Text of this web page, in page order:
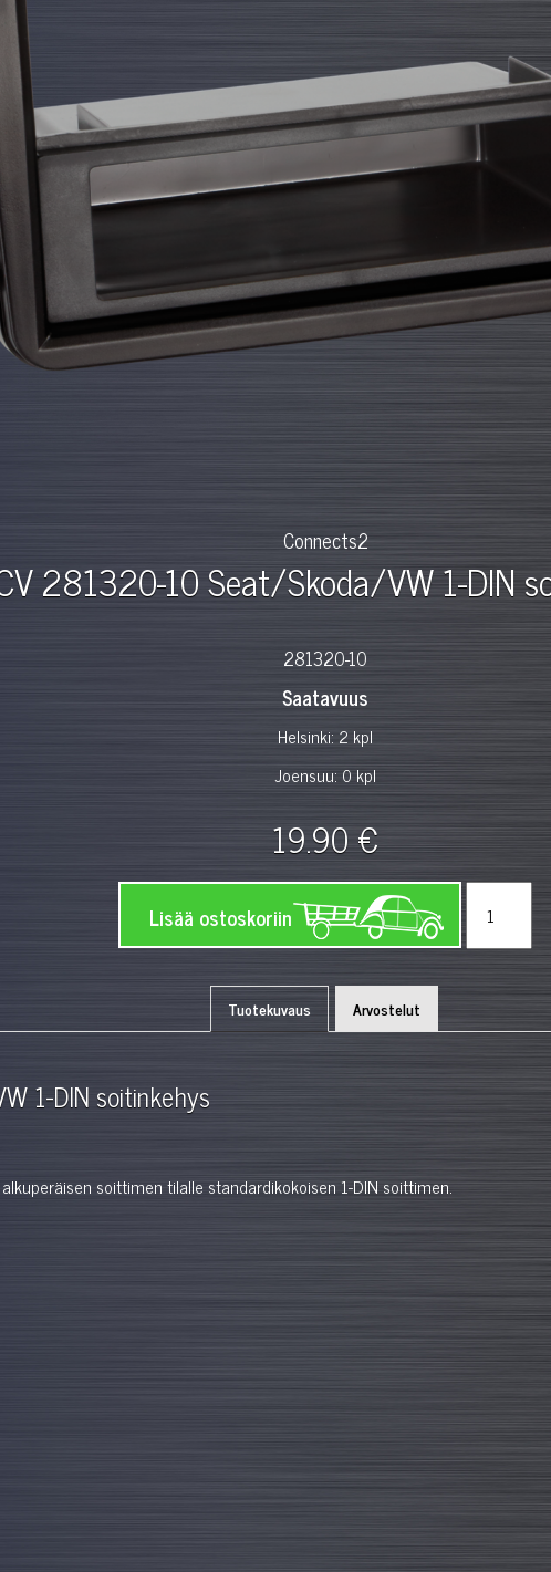
Connects2
281320-10 Seat/Skoda/VW 1-DIN
281320-10
Saatavuus
Helsinki: 2 kpl
Joensuu: 0 kpl
19.90 €
Lisää ostoskoriin
Tuotekuvaus Arvostelut
1-DIN soitinkehys
soittimen tilalle standardikokoisen 1-DIN soittimen.